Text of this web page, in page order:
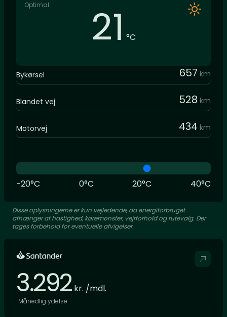
Optimal 21 °C
Bykørsel 657 km
Blandet vej 528 km
Motorvej 434 km
-20°C 0°C 20°C 40°C
Disse oplysningerne er kun vejledende, da energiforbruget
afhænger af hastighed, køremønster, vejrforhold og rutevalg. Der
tages forbehold for eventuelle afvigelser.
3.292 kr. /mdl.
Månedlig ydelse